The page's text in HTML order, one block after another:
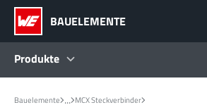
BAUELEMENTE
Produkte
Produkte
Bauelemente ... MCX Steckverbinder